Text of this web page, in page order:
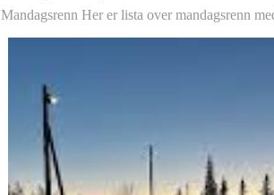
Mandagsrenn Her er lista over mandagsrenn